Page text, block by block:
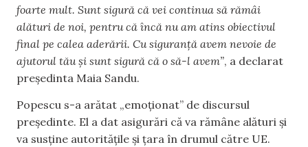
foarte mult. Sunt sigură că vei continua să rămâi
alături de noi, pentru că încă nu am atins obiectivul
final pe calea aderării. Cu siguranță avem nevoie de
ajutorul tău și sunt sigură că o să-l avem”, a declarat
președinta Maia Sandu.
Popescu s-a arătat „emoționat” de discursul
președinte. El a dat asigurări că va rămâne alături și
va susține autoritățile și țara în drumul către UE.